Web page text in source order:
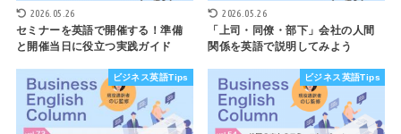
2026.05.26
セミナーを英語で開催する！準備
と開催当日に役立つ実践ガイド
2026.05.26
「上司・同僚・部下」会社の人間
関係を英語で説明してみよう
ビジネス英語Tips ビジネス英語Tips